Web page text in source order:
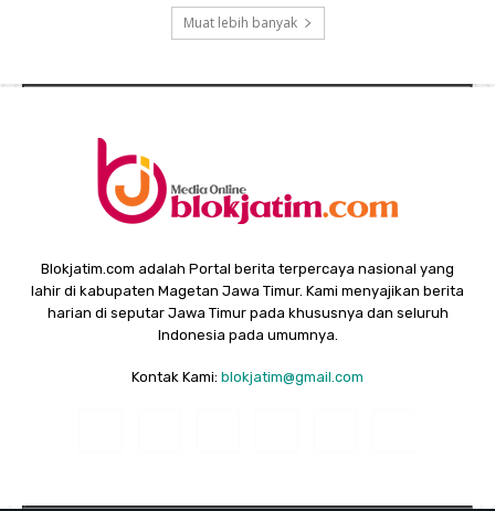
Muat lebih banyak
Blokjatim.com adalah Portal berita terpercaya nasional yang
lahir di kabupaten Magetan Jawa Timur. Kami menyajikan berita
harian di seputar Jawa Timur pada khususnya dan seluruh
Indonesia pada umumnya.
Kontak Kami: blokjatim@gmail.com